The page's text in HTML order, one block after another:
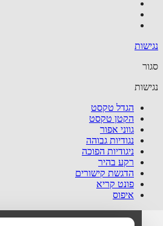
הגדל טקסט
הקטן טקסט
גווני אפור
נגודיות גבוהה
ניגודיות הפוכה
רקע בהיר
הדגשת קישורים
פונט קריא
איפוס